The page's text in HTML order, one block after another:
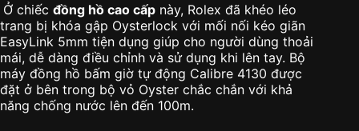
Ở chiếc đồng hồ cao cấp này, Rolex đã khéo léo
trang bị khóa gập Oysterlock với mối nối kéo giãn
EasyLink 5mm tiện dụng giúp cho người dùng thoải
mái, dễ dàng điều chỉnh và sử dụng khi lên tay. Bộ
máy đồng hồ bấm giờ tự động Calibre 4130 được
đặt ở bên trong bộ vỏ Oyster chắc chắn với khả
năng chống nước lên đến 100m.